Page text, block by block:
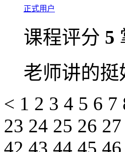
正式用户
课程评分 5
老师讲的挺
< 1 2 3 4 5 6 7
23 24 25 26 27
42 43 44 45 46